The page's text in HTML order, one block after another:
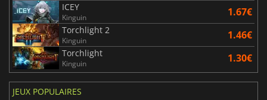
ICEY
Kinguin 1.67€
Torchlight 2
Kinguin 1.46€
Torchlight
Kinguin 1.30€
JEUX POPULAIRES